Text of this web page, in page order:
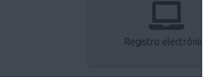
Registro electrónico